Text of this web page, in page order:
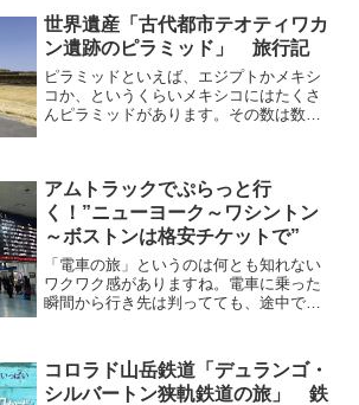
ティファナも身近です。最近は観光だけ
でなく、アメリカ...
世界遺産「古代都市テオティワカ
ン遺跡のピラミッド」 旅行記
ピラミッドといえば、エジプトかメキシ
コか、というくらいメキシコにはたくさ
んピラミッドがあります。その数は数
やー本当すごい国ですねメ...
アムトラックでぷらっと行
く！”ニューヨーク～ワシントン
～ボストンは格安チケットで”
「電車の旅」というのは何とも知れない
ワクワク感がありますね。電車に乗った
瞬間から行き先は判ってても、途中でど
カには無いですが）を食べられるんだろ
うとか考えただけで楽しく...
コロラド山岳鉄道「デュランゴ・
シルバートン狭軌鉄道の旅」 鉄